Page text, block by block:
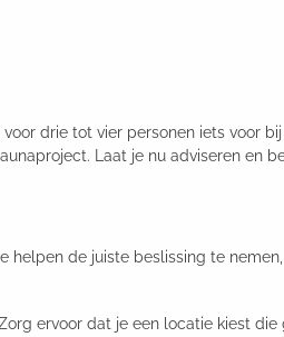
drie tot vier personen iets voor
Laat je nu adviseren en
helpen de juiste beslissing te
ervoor dat je een locatie kiest